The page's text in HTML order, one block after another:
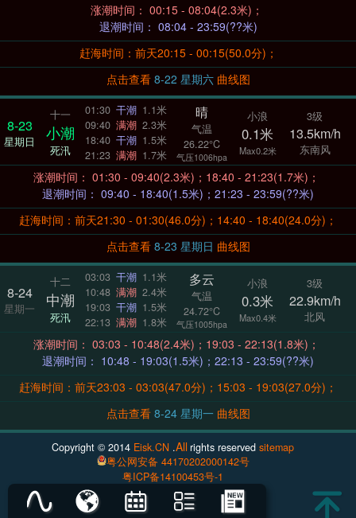
涨潮时间： 00:15 - 08:04(2.3米)；
退潮时间： 08:04 - 23:59(??米)
赶海时间：前天20:15 - 00:15(50.0分)；
点击查看
8-22 星期六 曲线图
8-23
星期日
十一
小潮
死汛
01:30 干潮 1.1米
09:40 满潮 2.3米
18:40 干潮 1.5米
21:23 满潮 1.7米
晴
气温
26.22°C
气压1006hpa
小浪
0.1米
Max0.2米
3级
13.5km/h
东南风
涨潮时间： 01:30 - 09:40(2.3米)；18:40 - 21:23(1.7米)；
退潮时间： 09:40 - 18:40(1.5米)；21:23 - 23:59(??米)
赶海时间：前天21:30 - 01:30(46.0分)；14:40 - 18:40(24.0分)；
点击查看
8-23 星期日 曲线图
8-24
星期一
十二
中潮
死汛
03:03 干潮 1.1米
10:48 满潮 2.4米
19:03 干潮 1.5米
22:13 满潮 1.8米
多云
气温
24.72°C
气压1005hpa
小浪
0.3米
Max0.4米
3级
22.9km/h
北风
涨潮时间： 03:03 - 10:48(2.4米)；19:03 - 22:13(1.8米)；
退潮时间： 10:48 - 19:03(1.5米)；22:13 - 23:59(??米)
赶海时间：前天23:03 - 03:03(47.0分)；15:03 - 19:03(27.0分)；
点击查看
8-24 星期一 曲线图
Copyright © 2014 Eisk.CN .Allrights reservedsitemap
粤公网安备 44170202000142号
粤ICP备14100453号-1